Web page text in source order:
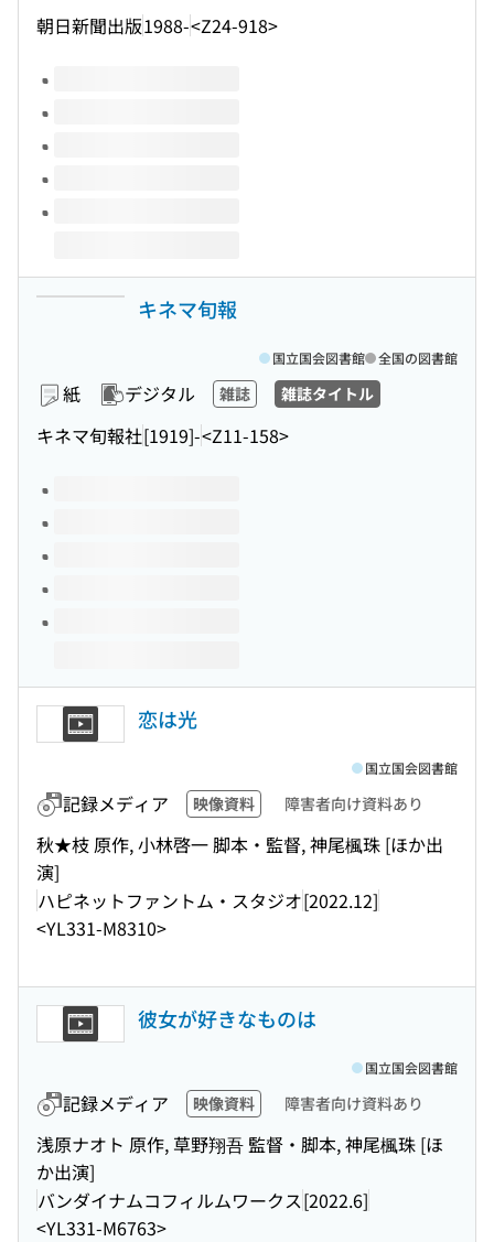
朝日新聞出版1988-<Z24-918>
このタイトルの巻号
キネマ旬報
紙 デジタル 雑誌 雑誌タイトル
キネマ旬報社[1919]-<Z11-158>
国立国会図書館 全国の図書館
このタイトルの巻号
恋は光
記録メディア 映像資料 障害者向け資料あり
秋★枝 原作, 小林啓一 脚本・監督, 神尾楓珠 [ほか出
演]
ハピネットファントム・スタジオ[2022.12]
<YL331-M8310>
国立国会図書館
彼女が好きなものは
記録メディア 映像資料 障害者向け資料あり
浅原ナオト 原作, 草野翔吾 監督・脚本, 神尾楓珠 [ほ
か出演]
バンダイナムコフィルムワークス[2022.6]
<YL331-M6763>
国立国会図書館